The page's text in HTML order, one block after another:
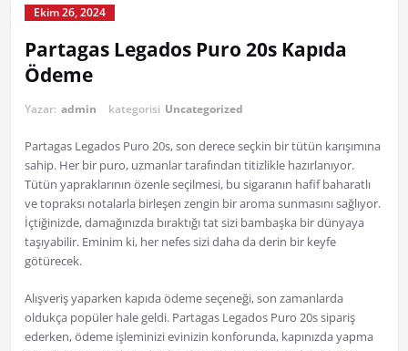
Ekim 26, 2024
Partagas Legados Puro 20s Kapıda
Ödeme
Yazar: admin kategorisi Uncategorized
Partagas Legados Puro 20s, son derece seçkin bir tütün karışımına
sahip. Her bir puro, uzmanlar tarafından titizlikle hazırlanıyor.
Tütün yapraklarının özenle seçilmesi, bu sigaranın hafif baharatlı
ve topraksı notalarla birleşen zengin bir aroma sunmasını sağlıyor.
İçtiğinizde, damağınızda bıraktığı tat sizi bambaşka bir dünyaya
taşıyabilir. Eminim ki, her nefes sizi daha da derin bir keyfe
götürecek.
Alışveriş yaparken kapıda ödeme seçeneği, son zamanlarda
oldukça popüler hale geldi. Partagas Legados Puro 20s sipariş
ederken, ödeme işleminizi evinizin konforunda, kapınızda yapma